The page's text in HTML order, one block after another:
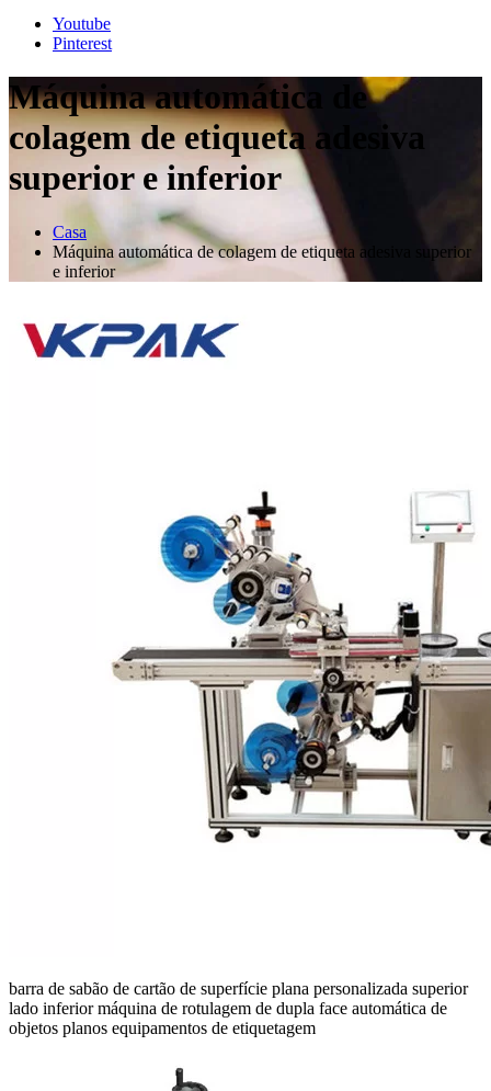
Youtube
Pinterest
Máquina automática de
colagem de etiqueta adesiva
superior e inferior
Casa
Máquina automática de colagem de etiqueta adesiva superior
e inferior
barra de sabão de cartão de superfície plana personalizada superior
lado inferior máquina de rotulagem de dupla face automática de
objetos planos equipamentos de etiquetagem